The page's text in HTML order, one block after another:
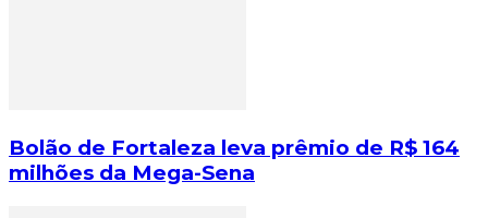
Bolão de Fortaleza leva prêmio de R$ 164
milhões da Mega-Sena